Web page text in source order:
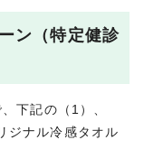
ン（特定健診
下記の（1）、
ジナル冷感タオル